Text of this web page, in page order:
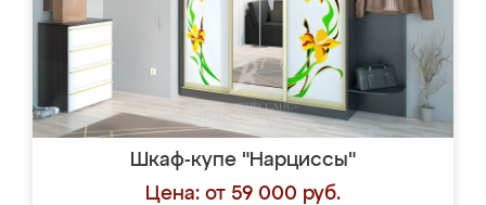
Шкаф-купе "Нарциссы"
Цена: от 59 000 руб.